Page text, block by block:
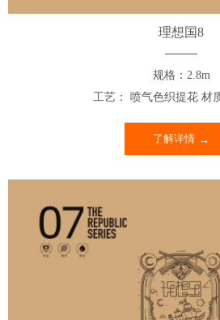
理想国8
规格：2.8m
工艺： 喷气色织提花 材
了解详情